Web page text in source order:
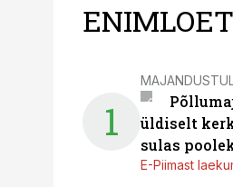
1
üldiselt
sulas
E-Piimast